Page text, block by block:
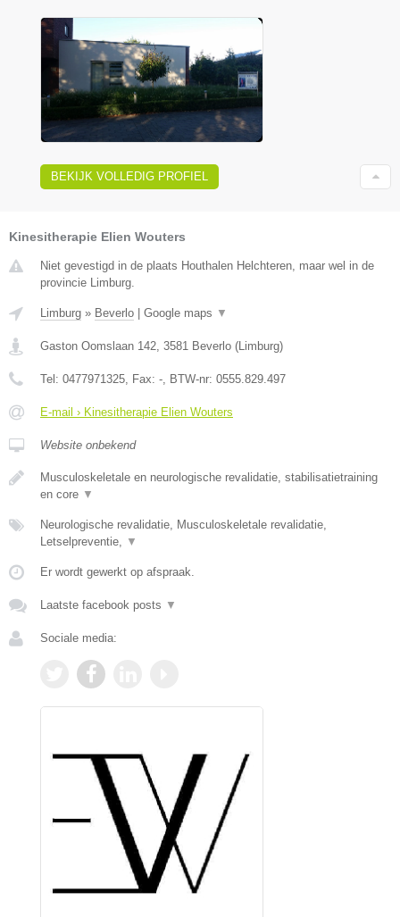
BEKIJK VOLLEDIG PROFIEL
Kinesitherapie Elien Wouters
Niet gevestigd in de plaats Houthalen Helchteren, maar wel in de
provincie Limburg.
Limburg » Beverlo Google maps ▼
Gaston Oomslaan 142, 3581 Beverlo (Limburg)
Tel: 0477971325, Fax: -, BTW-nr: 0555.829.497
E-mail › Kinesitherapie Elien Wouters
Website onbekend
Musculoskeletale en neurologische revalidatie, stabilisatietraining
en core ▼
Neurologische revalidatie, Musculoskeletale revalidatie,
Letselpreventie, ▼
Er wordt gewerkt op afspraak.
Laatste facebook posts ▼
Sociale media: